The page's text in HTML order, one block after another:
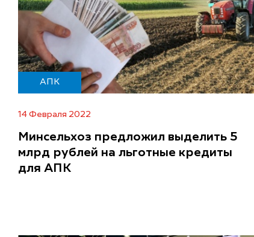
АПК
14 Февраля 2022
Минсельхоз предложил выделить 5
млрд рублей на льготные кредиты
для АПК